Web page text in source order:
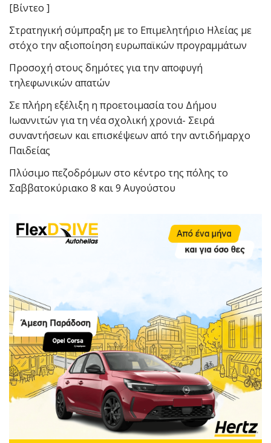
[Βίντεο ]
Στρατηγική σύμπραξη με το Επιμελητήριο Ηλείας με
στόχο την αξιοποίηση ευρωπαϊκών προγραμμάτων
Προσοχή στους δημότες για την αποφυγή
τηλεφωνικών απατών
Σε πλήρη εξέλιξη η προετοιμασία του Δήμου
Ιωαννιτών για τη νέα σχολική χρονιά- Σειρά
συναντήσεων και επισκέψεων από την αντιδήμαρχο
Παιδείας
Πλύσιμο πεζοδρόμων στο κέντρο της πόλης το
Σαββατοκύριακο 8 και 9 Αυγούστου